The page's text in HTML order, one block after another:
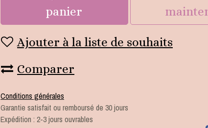
panier
Ajouter à la liste de souhaits
Comparer
Conditions générales
Garantie satisfait ou remboursé de 30 jours
Expédition : 2-3 jours ouvrables